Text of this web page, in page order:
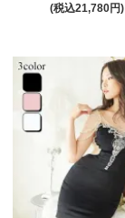
(税込21,780円)